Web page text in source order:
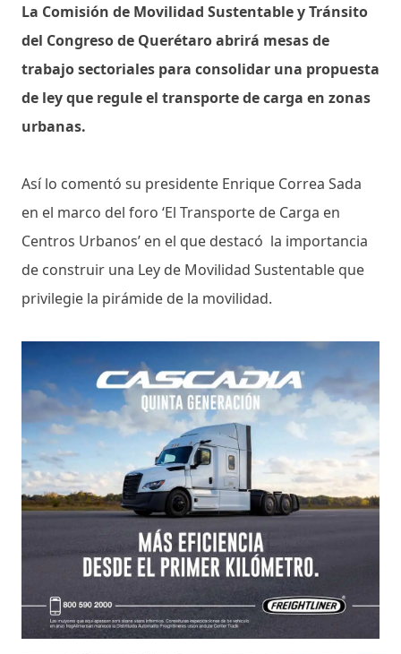
La Comisión de Movilidad Sustentable y Tránsito
del Congreso de Querétaro abrirá mesas de
trabajo sectoriales para consolidar una propuesta
de ley que regule el transporte de carga en zonas
urbanas.
Así lo comentó su presidente Enrique Correa Sada
en el marco del foro ‘El Transporte de Carga en
Centros Urbanos’ en el que destacó la importancia
de construir una Ley de Movilidad Sustentable que
privilegie la pirámide de la movilidad.